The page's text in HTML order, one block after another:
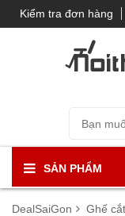
Kiểm tra đơn hàng
SẢN PHẨM
DealSaiGon Ghế